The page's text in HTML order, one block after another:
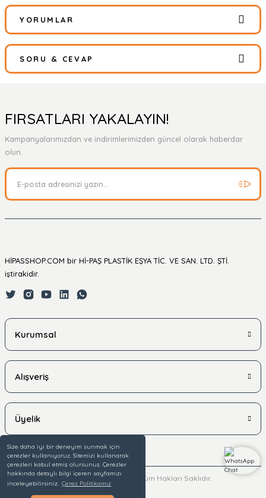
Size daha iyi bir deneyim sunmak için
çerezler kullanıyoruz. Sitemizi kullanarak
çerezleri kabul etmiş olursunuz. Çerezler
hakkında detaylı bilgi içeren sayfamızı
inceleyebilirsiniz. Çerez Politikamız
YORUMLAR
Bu ürüne ilk yorumu siz yapın!
SORU & CEVAP
Ürün hakkında henüz soru sorulmamış.
FIRSATLARI YAKALAYIN!
Kampanyalarımızdan ve indirimlerimizden güncel olarak haberdar
olun.
HİPASSHOP.COM bir Hİ-PAŞ PLASTİK EŞYA TİC. VE SAN. LTD. ŞTİ.
iştirakidir.
Kurumsal
Alışveriş
Üyelik
© 2025 hipasshop.com - Tüm Hakları Saklıdır.